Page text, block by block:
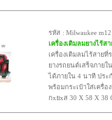
รหัส : Milwaukee
เครื่องเติมลมยางไร้ส
เครื่องเติมลมไร้สายที่
ยางรถยนต์เสร็จภาย
ได้ภายใน 4 นาที ปร
พร้อมกระเป๋าใส่เครื่
กxยxส 30 X 58 X 38